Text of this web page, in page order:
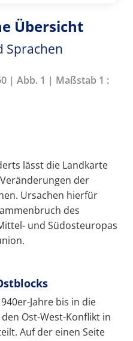
Übersicht
Sprachen
| Abb. 1 | Maßstab 1 :
lässt die Landkarte
der
Ursachen hierfür
des
und Südosteuropas
Jahre bis in die
Ost-West-Konflikt in
Auf der einen Seite